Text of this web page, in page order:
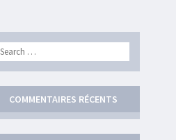
Search
COMMENTAIRES RÉCENTS